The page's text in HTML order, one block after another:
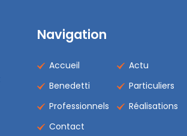
Navigation
Accueil
Actu
Benedetti
Particuliers
Professionnels
Réalisations
Contact